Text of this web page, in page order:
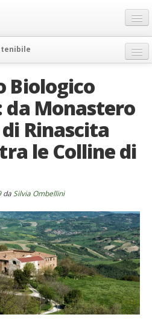
Biologico
da Monastero
Rinascita
le Colline di
da Silvia Ombellini